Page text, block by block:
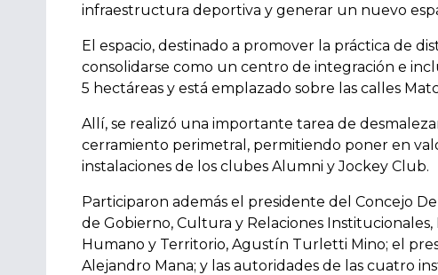
infraestructura deportiva y generar un nuevo
El espacio, destinado a promover la práctica de
consolidarse como un centro de integración e
5 hectáreas y está emplazado sobre las calles
Allí, se realizó una importante tarea de
cerramiento perimetral, permitiendo poner en
instalaciones de los clubes Alumni y Jockey Club.
Participaron además el presidente del Concejo
de Gobierno, Cultura y Relaciones
Humano y Territorio, Agustín Turletti Mino; el
Alejandro Mana; y las autoridades de las cuatro